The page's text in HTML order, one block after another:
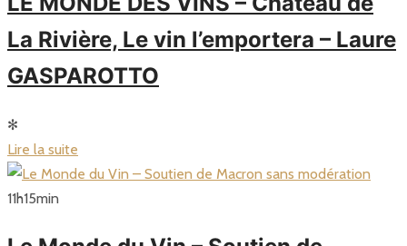
La Rivière, Le vin l’emportera – Laure
GASPAROTTO
✻
Lire la suite
11h15min